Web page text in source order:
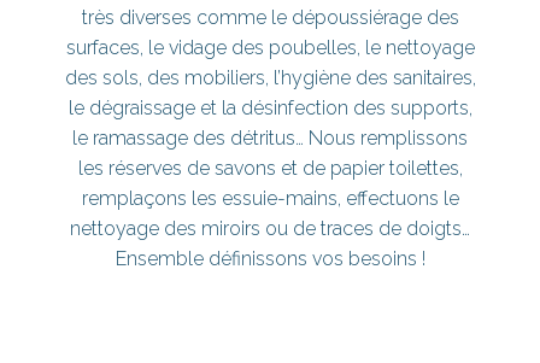
très diverses comme le dépoussiérage des
surfaces, le vidage des poubelles, le nettoyage
des sols, des mobiliers, l’hygiène des sanitaires,
le dégraissage et la désinfection des supports,
le ramassage des détritus… Nous remplissons
les réserves de savons et de papier toilettes,
remplaçons les essuie-mains, effectuons le
nettoyage des miroirs ou de traces de doigts…
Ensemble définissons vos besoins !